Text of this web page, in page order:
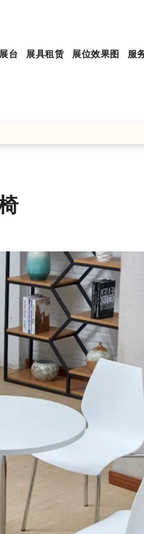
台 展具租赁 展位效果图 服